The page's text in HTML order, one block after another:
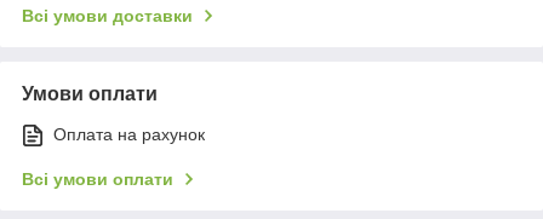
Всі умови доставки
Умови оплати
Оплата на рахунок
Всі умови оплати